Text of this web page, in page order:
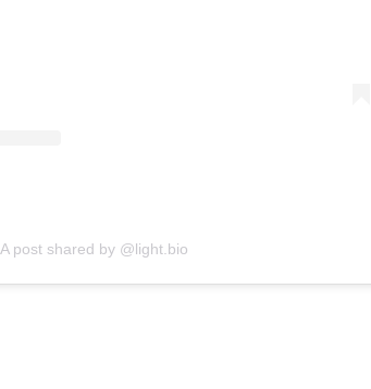
A post shared by @light.bio